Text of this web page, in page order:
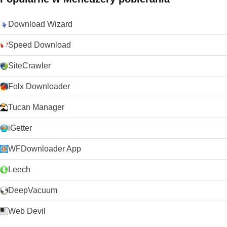
Download Wizard
Speed Download
SiteCrawler
Folx Downloader
Tucan Manager
iGetter
WFDownloader App
Leech
DeepVacuum
Web Devil